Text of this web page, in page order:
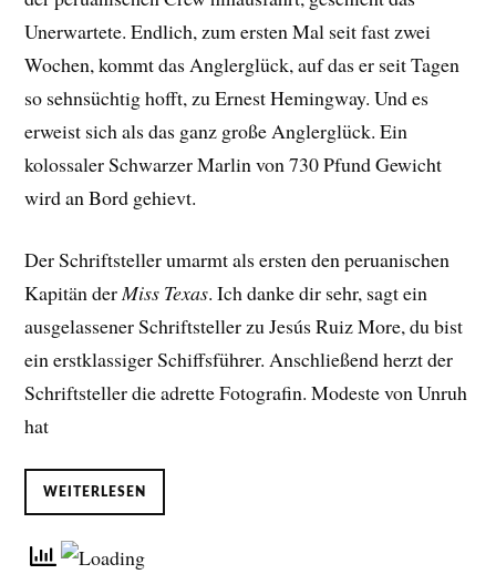
Unerwartete. Endlich, zum ersten Mal seit fast zwei
Wochen, kommt das Anglerglück, auf das er seit Tagen
so sehnsüchtig hofft, zu Ernest Hemingway. Und es
erweist sich als das ganz große Anglerglück. Ein
kolossaler Schwarzer Marlin von 730 Pfund Gewicht
wird an Bord gehievt.
Der Schriftsteller umarmt als ersten den peruanischen
Kapitän derMiss Texas. Ich danke dir sehr, sagt ein
ausgelassener Schriftsteller zu Jesús Ruiz More, du bist
ein erstklassiger Schiffsführer. Anschließend herzt der
Schriftsteller die adrette Fotografin. Modeste von Unruh
hat
WEITERLESEN